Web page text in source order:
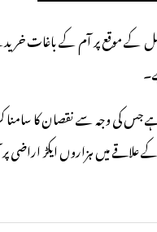
کے موقع پر آم کے
ہے جس کی وجہ سے نقصان کا
میں ہزاروں ایکڑ اراضی